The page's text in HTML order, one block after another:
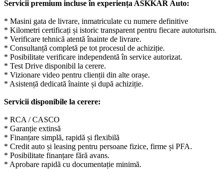
Servicii premium incluse în experiența ASKKAR Auto:
* Masini gata de livrare, inmatriculate cu numere definitive
* Kilometri certificați și istoric transparent pentru fiecare autoturism.
* Verificare tehnică atentă înainte de livrare.
* Consultanță completă pe tot procesul de achiziție.
* Posibilitate verificare independentă în service autorizat.
* Test Drive disponibil la cerere.
* Vizionare video pentru clienții din alte orașe.
* Asistență dedicată înainte și după achiziție.
Servicii disponibile la cerere:
* RCA / CASCO
* Garanție extinsă
* Finanțare simplă, rapidă și flexibilă
* Credit auto și leasing pentru persoane fizice, firme și PFA.
* Posibilitate finanțare fără avans.
* Aprobare rapidă cu documentație minimă.